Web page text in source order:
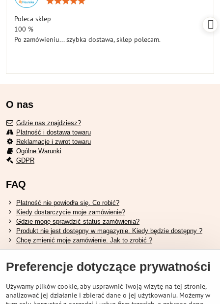
Poleca sklep
100 %
Po zamówieniu... szybka dostawa, sklep polecam.
O nas
Gdzie nas znajdziesz?
Platność i dostawa towaru
Reklamacje i zwrot towaru
Ogólne Warunki
GDPR
FAQ
Płatność nie powiodła się. Co robić?
Kiedy dostarczycie moje zamówienie?
Gdzie mogę sprawdzić status zamówienia?
Produkt nie jest dostępny w magazynie. Kiedy będzie dostępny ?
Chcę zmienić moje zamówienie. Jak to zrobić ?
Przydatne linki
Tabela rozmiarów butów Shimano.
Jak wybrać odpowiedni widelec amortyzowany.
Jak wybrać odpowiedni rozmiar kasku?
Preferencje dotyczące prywatności
Używamy plików cookie, aby usprawnić Twoją wizytę na tej stronie,
analizować jej działanie i zbierać dane o jej użytkowaniu. Możemy w